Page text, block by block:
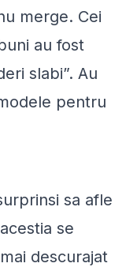
merge. Cei
au fost
slabi”. Au
pentru
sa afle
se
descurajat